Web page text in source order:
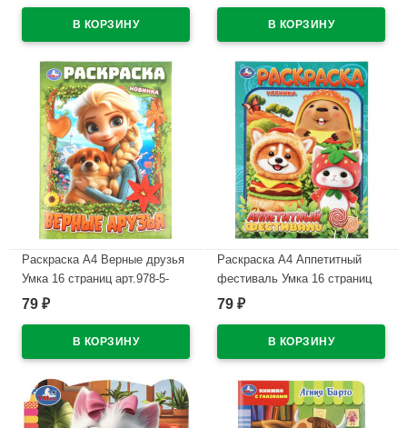
Раскраска А4 Верные друзья
Умка 16 страниц арт.978-5-
506-11527-4
79 ₽
Раскраска А4 Аппетитный
фестиваль Умка 16 страниц
арт.978-5-506-11516-8
79 ₽